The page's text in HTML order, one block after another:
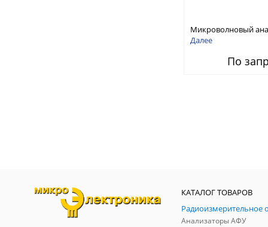
Микроволновый
генератор сигналов
Далее
По
КАТАЛОГ ТОВАРОВ
Анализаторы АФУ